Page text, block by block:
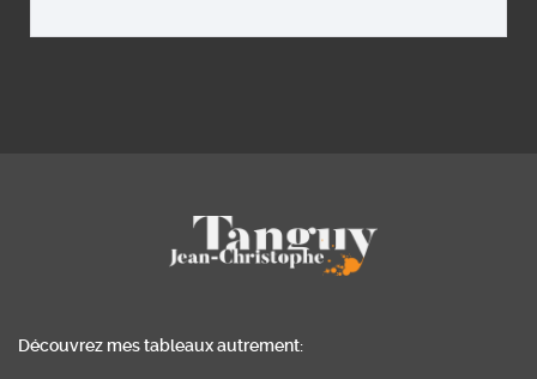
Découvrez mes tableaux autrement: